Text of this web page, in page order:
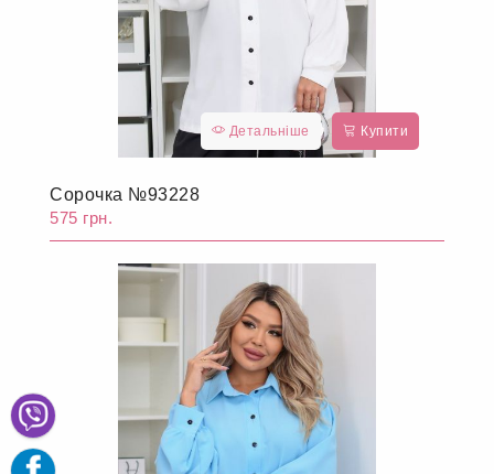
Детальніше Купити
Сорочка №93228
575 грн.